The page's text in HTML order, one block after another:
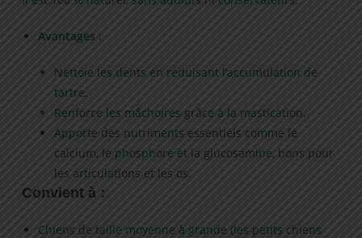
Avantages :
Nettoie les dents en réduisant l’accumulation de
tartre.
Renforce les mâchoires grâce à la mastication.
Apporte des nutriments essentiels comme le
calcium, le phosphore et la glucosamine, bons pour
les articulations et les os.
Convient à :
Chiens de taille moyenne à grande (les petits chiens